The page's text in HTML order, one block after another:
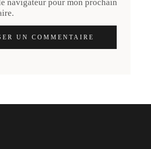
navigateur pour mon prochain
UN COMMENTAIRE